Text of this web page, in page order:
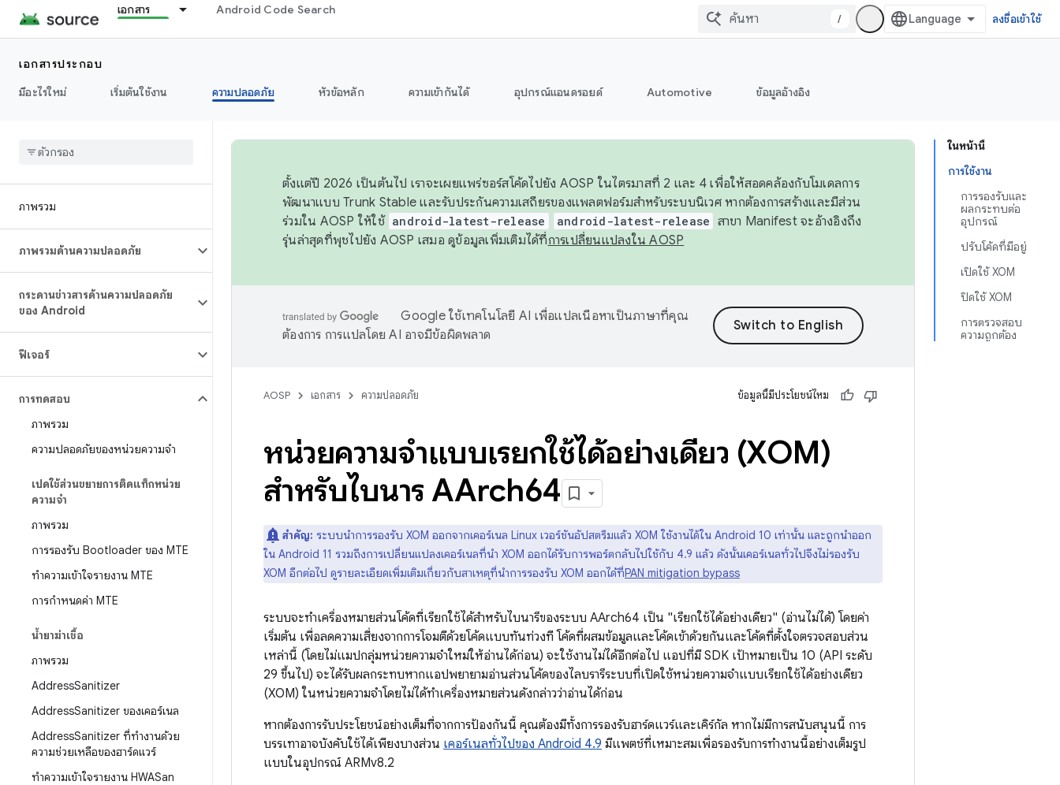
เอกสาร Android Code Search
/ ลงชื่อเข้าใช้
เอกสารประกอบ
มีอะไรใหม่
เริ่มต้นใช้งาน ความปลอดภัย หัวข้อหลัก ความเข้ากันได้ อุปกรณ์แอนดรอยด์ Automotive ข้อมูลอ้างอิง
ภาพรวม
ภาพรวมด้านความปลอดภัย
กระดานข่าวสารด้านความปลอดภัย
ของ Android
ฟีเจอร์
การทดสอบ
ภาพรวม
ความปลอดภัยของหน่วยความจำ
เปิดใช้ส่วนขยายการติดแท็กหน่วย
ความจำ
ภาพรวม
การรองรับ Bootloader ของ MTE
ทําความเข้าใจรายงาน MTE
การกำหนดค่า MTE
น้ำยาฆ่าเชื้อ
ภาพรวม
AddressSanitizer
AddressSanitizer ของเคอร์เนล
AddressSanitizer ที่ทำงานด้วย
ความช่วยเหลือของฮาร์ดแวร์
ทําความเข้าใจรายงาน HWASan
ในหน้านี้
การใช้งาน
การรองรับและ
ผลกระทบต่อ
อุปกรณ์
ปรับโค้ดที่มีอยู่
เปิดใช้ XOM
ปิดใช้ XOM
การตรวจสอบ
ความถูกต้อง
ตั้งแต่ปี 2026 เป็นต้นไป เราจะเผยแพร่ซอร์สโค้ดไปยัง AOSP ในไตรมาสที่ 2 และ 4 เพื่อให้สอดคล้องกับโมเดลการ
พัฒนาแบบ Trunk Stable และรับประกันความเสถียรของแพลตฟอร์มสำหรับระบบนิเวศ หากต้องการสร้างและมีส่วน
ร่วมใน AOSP ให้ใช้ android-latest-release android-latest-release สาขา Manifest จะอ้างอิงถึง
รุ่นล่าสุดที่พุชไปยัง AOSP เสมอ ดูข้อมูลเพิ่มเติมได้ที่การเปลี่ยนแปลงใน AOSP
Google ใช้เทคโนโลยี AI เพื่อแปลเนื้อหาเป็นภาษาที่คุณ
ต้องการ การแปลโดย AI อาจมีข้อผิดพลาด
AOSP เอกสาร ความปลอดภัย ข้อมูลนี้มีประโยชน์ไหม
หน่วยความจำแบบเรียกใช้ได้อย่างเดียว (XOM)
สำหรับไบนารี AArch64
สำคัญ: ระบบนำการรองรับ XOM ออกจากเคอร์เนล Linux เวอร์ชันอัปสตรีมแล้ว XOM ใช้งานได้ใน Android 10 เท่านั้น และถูกนำออก
ใน Android 11 รวมถึงการเปลี่ยนแปลงเคอร์เนลที่นำ XOM ออกได้รับการพอร์ตกลับไปใช้กับ 4.9 แล้ว ดังนั้นเคอร์เนลทั่วไปจึงไม่รองรับ
XOM อีกต่อไป ดูรายละเอียดเพิ่มเติมเกี่ยวกับสาเหตุที่นําการรองรับ XOM ออกได้ที่PAN mitigation bypass
ระบบจะทําเครื่องหมายส่วนโค้ดที่เรียกใช้ได้สําหรับไบนารีของระบบ AArch64 เป็น "เรียกใช้ได้อย่างเดียว" (อ่านไม่ได้) โดยค่า
เริ่มต้น เพื่อลดความเสี่ยงจากการโจมตีด้วยโค้ดแบบทันท่วงที โค้ดที่ผสมข้อมูลและโค้ดเข้าด้วยกันและโค้ดที่ตั้งใจตรวจสอบส่วน
เหล่านี้ (โดยไม่แมปกลุ่มหน่วยความจำใหม่ให้อ่านได้ก่อน) จะใช้งานไม่ได้อีกต่อไป แอปที่มี SDK เป้าหมายเป็น 10 (API ระดับ
29 ขึ้นไป) จะได้รับผลกระทบหากแอปพยายามอ่านส่วนโค้ดของไลบรารีระบบที่เปิดใช้หน่วยความจำแบบเรียกใช้ได้อย่างเดียว
(XOM) ในหน่วยความจำโดยไม่ได้ทำเครื่องหมายส่วนดังกล่าวว่าอ่านได้ก่อน
หากต้องการรับประโยชน์อย่างเต็มที่จากการป้องกันนี้ คุณต้องมีทั้งการรองรับฮาร์ดแวร์และเคิร์กัล หากไม่มีการสนับสนุนนี้ การ
บรรเทาอาจบังคับใช้ได้เพียงบางส่วน เคอร์เนลทั่วไปของ Android 4.9 มีแพตช์ที่เหมาะสมเพื่อรองรับการทำงานนี้อย่างเต็มรูป
แบบในอุปกรณ์ ARMv8.2